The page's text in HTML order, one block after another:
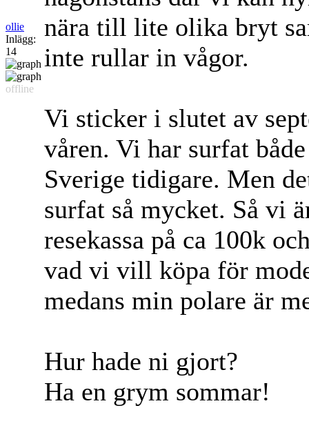
ollie
Inlägg:
14
offline
nära till lite olika bryt
inte rullar in vågor.
Vi sticker i slutet av
våren. Vi har surfat
Sverige tidigare. Men
surfat så mycket. Så vi
resekassa på ca 100k
vad vi vill köpa för
medans min polare är
Hur hade ni gjort?
Ha en grym sommar!